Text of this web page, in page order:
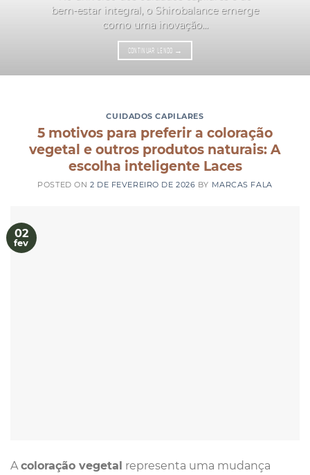
bem-estar integral, o Shirobalance emerge
como uma inovação...
CONTINUAR LENDO →
CUIDADOS CAPILARES
5 motivos para preferir a coloração
vegetal e outros produtos naturais: A
escolha inteligente Laces
POSTED ON 2 DE FEVEREIRO DE 2026 BY MARCAS FALA
02
fev
A coloração vegetal representa uma mudança